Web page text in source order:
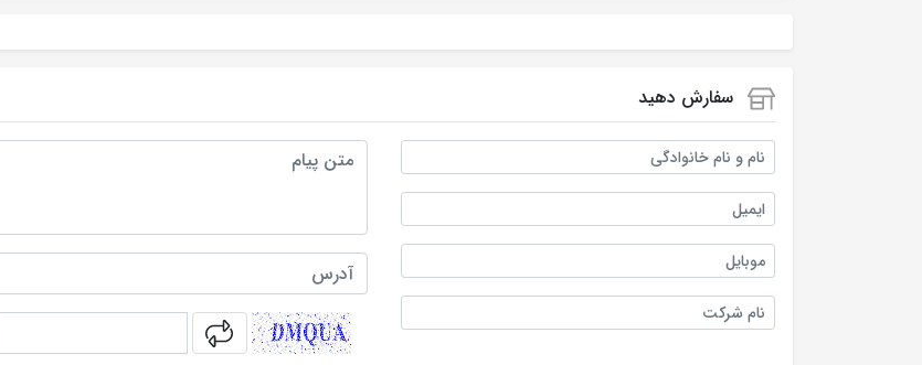
سفارش دهید
نام و نام خانوادگی
ایمیل
موبایل
نام شرکت
متن پیام
آدرس
captcha